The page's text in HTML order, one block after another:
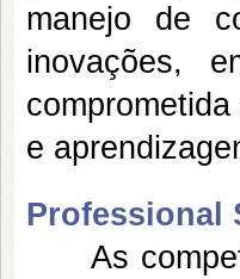
manejo de
inovações,
e
Professional
As